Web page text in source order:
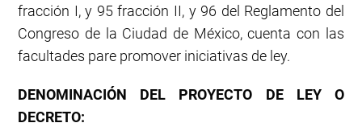
fracción I, y 95 fracción II, y 96 del Reglamento del
Congreso de la Ciudad de México, cuenta con las
facultades pare promover iniciativas de ley.
DENOMINACIÓN DEL PROYECTO DE LEY O
DECRETO: